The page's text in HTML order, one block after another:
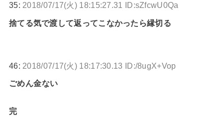
35: 2018/07/17(火) 18:15:27.31 ID:sZfcwU0Qa
捨てる気で渡して返ってこなかったら縁切る
46: 2018/07/17(火) 18:17:30.13 ID:/8ugX+Vop
ごめん金ない
完